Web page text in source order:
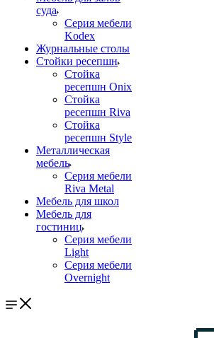
суда
Серия мебели
Kodex
Журнальные столы
Стойки ресепшн
Стойка
ресепшн Onix
Стойка
ресепшн Riva
Стойка
ресепшн Style
Металлическая
мебель
Серия мебели
Riva Metal
Мебель для школ
Мебель для
гостиниц
Серия мебели
Light
Серия мебели
Overnight